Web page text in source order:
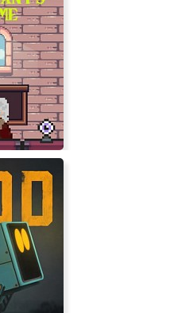
Time!
Game